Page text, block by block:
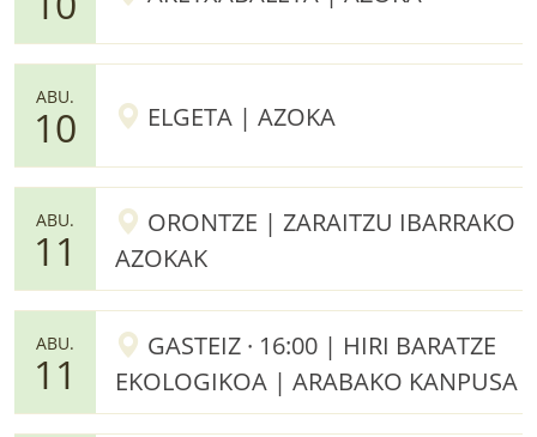
ABU.
10 ELGETA | AZOKA
ABU.
11
ORONTZE | ZARAITZU IBARRAKO
AZOKAK
ABU.
11
GASTEIZ · 16:00 | HIRI BARATZE
EKOLOGIKOA | ARABAKO KANPUSA